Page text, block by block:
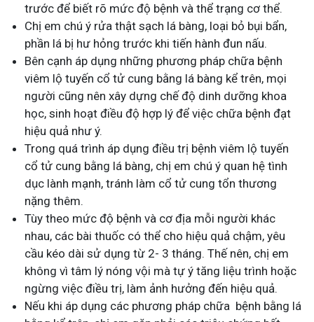
trước để biết rõ mức độ bệnh và thể trạng cơ thể.
Chị em chú ý rửa thật sạch lá bàng, loại bỏ bụi bẩn,
phần lá bị hư hỏng trước khi tiến hành đun nấu.
Bên cạnh áp dụng những phương pháp chữa bệnh
viêm lộ tuyến cổ tử cung bằng lá bàng kể trên, mọi
người cũng nên xây dựng chế độ dinh dưỡng khoa
học, sinh hoạt điều độ hợp lý để việc chữa bệnh đạt
hiệu quả như ý.
Trong quá trình áp dụng điều trị bệnh viêm lộ tuyến
cổ tử cung bằng lá bàng, chị em chú ý quan hệ tình
dục lành mạnh, tránh làm cổ tử cung tổn thương
nặng thêm.
Tùy theo mức độ bệnh và cơ địa mỗi người khác
nhau, các bài thuốc có thể cho hiệu quả chậm, yêu
cầu kéo dài sử dụng từ 2- 3 tháng. Thế nên, chị em
không vì tâm lý nóng vội mà tự ý tăng liệu trình hoặc
ngừng việc điều trị, làm ảnh hưởng đến hiệu quả.
Nếu khi áp dụng các phương pháp chữa bệnh bằng lá